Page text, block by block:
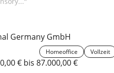
Germany GmbH
Homeoffice Vollzeit
€ bis 87.000,00 €